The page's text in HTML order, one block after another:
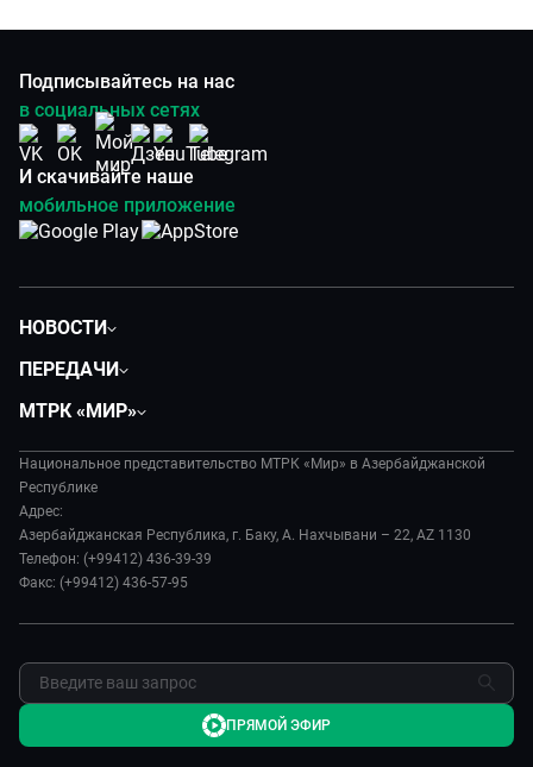
Подписывайтесь на нас
в социальных сетях
И скачивайте наше
мобильное приложение
НОВОСТИ
Экономика
Происшествия
Наука и технологии
Культура
Спорт
ПЕРЕДАЧИ
Евразия. Культурно
Евразия. Регионы
Наши иностранцы
Пять причин поехать в...
Сделано в Содружестве
Я – волонтер
МТРК «МИР»
История
Руководство
Лица мира
Новости
Реклама
Обратная связь
Национальное представительство МТРК «Мир» в Азербайджанской
Республике
Адрес:
Азербайджанская Республика, г. Баку, А. Нахчывани – 22, AZ 1130
Телефон: (+99412) 436-39-39
Факс: (+99412) 436-57-95
ПРЯМОЙ ЭФИР